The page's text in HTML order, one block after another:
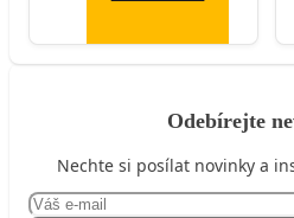
Odebírejte
Nechte si posílat novinky a